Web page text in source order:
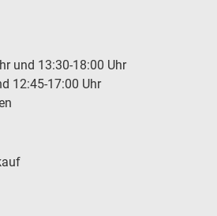
und 13:30-18:00 Uhr
12:45-17:00 Uhr